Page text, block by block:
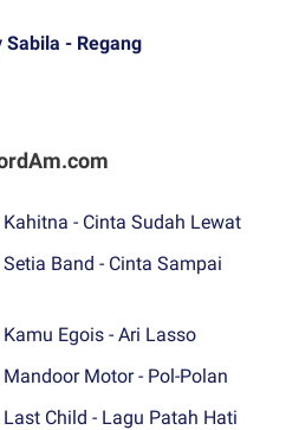
- Regang
- Cinta Sudah Lewat
Band - Cinta Sampai
Egois - Ari Lasso
Motor - Pol-Polan
Child - Lagu Patah Hati